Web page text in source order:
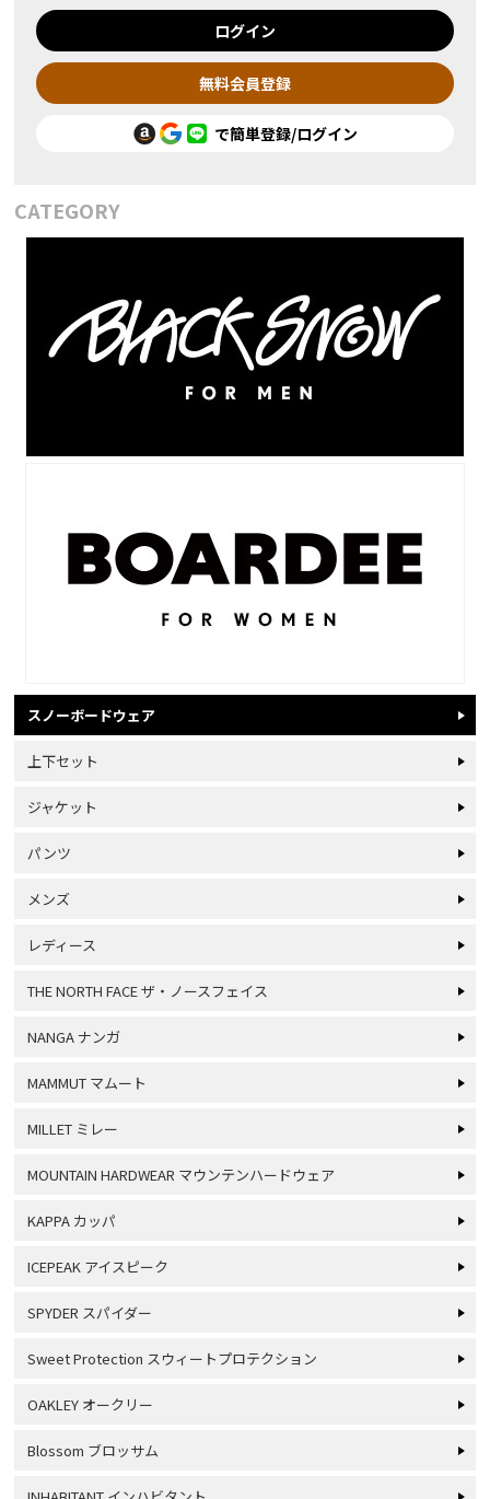
ログイン
無料会員登録
で簡単登録/ログイン
CATEGORY
スノーボードウェア
上下セット
ジャケット
パンツ
メンズ
レディース
THE NORTH FACE ザ・ノースフェイス
NANGA ナンガ
MAMMUT マムート
MILLET ミレー
MOUNTAIN HARDWEAR マウンテンハードウェア
KAPPA カッパ
ICEPEAK アイスピーク
SPYDER スパイダー
Sweet Protection スウィートプロテクション
OAKLEY オークリー
Blossom ブロッサム